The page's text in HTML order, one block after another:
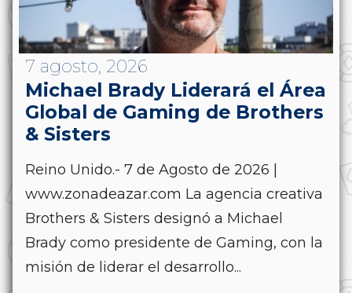
7 agosto, 2026
Michael Brady Liderará el Área
Global de Gaming de Brothers
& Sisters
Reino Unido.- 7 de Agosto de 2026 |
www.zonadeazar.com La agencia creativa
Brothers & Sisters designó a Michael
Brady como presidente de Gaming, con la
misión de liderar el desarrollo...